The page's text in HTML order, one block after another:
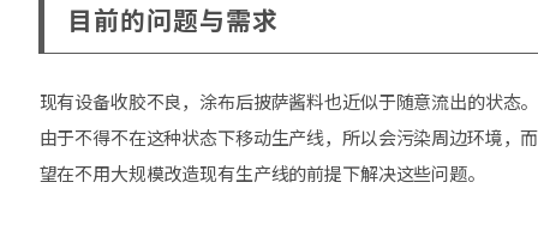
目前的问题与需求
现有设备收胶不良，涂布后披萨酱料也近似于随意流出的状态
由于不得不在这种状态下移动生产线，所以会污染周边环境，
望在不用大规模改造现有生产线的前提下解决这些问题。